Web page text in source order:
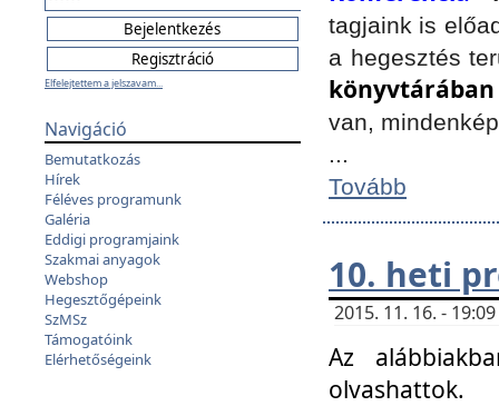
Elfelejtettem a jelszavam...
Navigáció
Bemutatkozás
Hírek
Féléves programunk
Galéria
Eddigi programjaink
Szakmai anyagok
Webshop
Hegesztőgépeink
SzMSz
Támogatóink
Elérhetőségeink
tagjaink is
a hegesztés
könyvtárában
van,
...
Tovább
10. heti
2015. 11. 16. -
Az
olvashattok.